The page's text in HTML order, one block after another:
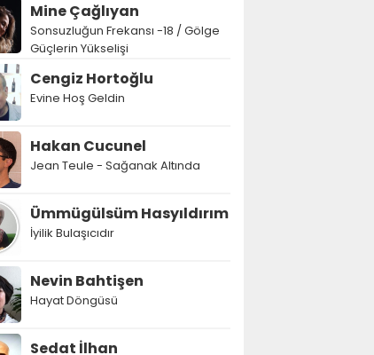
Mine Çağlıyan
Sonsuzluğun Frekansı -18 / Gölge
Güçlerin Yükselişi
Cengiz Hortoğlu
Evine Hoş Geldin
Hakan Cucunel
Jean Teule - Sağanak Altında
Ümmügülsüm Hasyıldırım
İyilik Bulaşıcıdır
Nevin Bahtişen
Hayat Döngüsü
Sedat İlhan